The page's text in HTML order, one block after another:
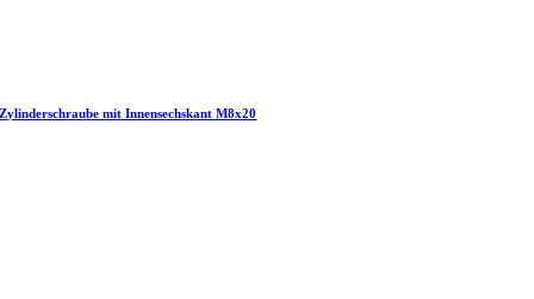
Zylinderschraube mit Innensechskant M8x20